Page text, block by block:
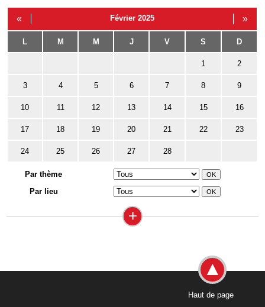
« Février 2025 »
L M M J V S D
1 2
3 4 5 6 7 8 9
10 11 12 13 14 15 16
17 18 19 20 21 22 23
24 25 26 27 28
Par thème
Par lieu
+
Haut de page